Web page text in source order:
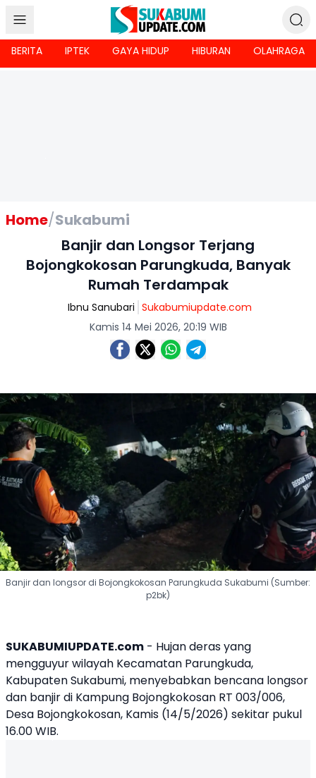
BERITA IPTEK GAYA HIDUP HIBURAN OLAHRAGA
Home/Sukabumi
Banjir dan Longsor Terjang
Bojongkokosan Parungkuda, Banyak
Rumah Terdampak
Ibnu Sanubari Sukabumiupdate.com
Kamis 14 Mei 2026, 20:19 WIB
Banjir dan longsor di Bojongkokosan Parungkuda Sukabumi (Sumber:
p2bk)
SUKABUMIUPDATE.com - Hujan deras yang
mengguyur wilayah Kecamatan Parungkuda,
Kabupaten Sukabumi, menyebabkan bencana longsor
dan banjir di Kampung Bojongkokosan RT 003/006,
Desa Bojongkokosan, Kamis (14/5/2026) sekitar pukul
16.00 WIB.